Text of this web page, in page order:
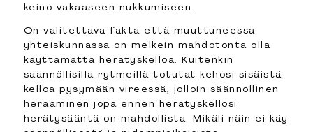
keino vakaaseen nukkumiseen.
On valitettava fakta että muuttuneessa
yhteiskunnassa on melkein mahdotonta olla
käyttämättä herätyskelloa. Kuitenkin
säännöllisillä rytmeillä totutat kehosi sisäistä
kelloa pysymään vireessä, jolloin säännöllinen
herääminen jopa ennen herätyskellosi
herätysääntä on mahdollista. Mikäli näin ei käy